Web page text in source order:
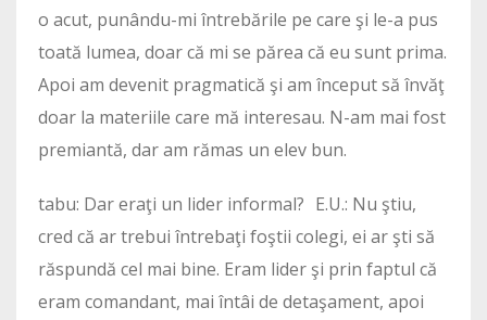
o acut, punându-mi întrebările pe care şi le-a pus
toată lumea, doar că mi se părea că eu sunt prima.
Apoi am devenit pragmatică şi am început să învăţ
doar la materiile care mă interesau. N-am mai fost
premiantă, dar am rămas un elev bun.
tabu: Dar eraţi un lider informal? E.U.: Nu ştiu,
cred că ar trebui întrebaţi foştii colegi, ei ar şti să
răspundă cel mai bine. Eram lider şi prin faptul că
eram comandant, mai întâi de detaşament, apoi